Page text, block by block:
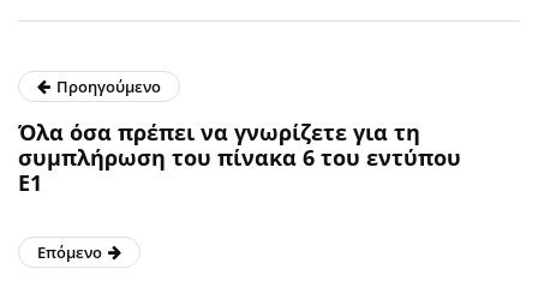
Προηγούμενο
Όλα όσα πρέπει να γνωρίζετε για τη
συμπλήρωση του πίνακα 6 του εντύπου
Ε1
Επόμενο